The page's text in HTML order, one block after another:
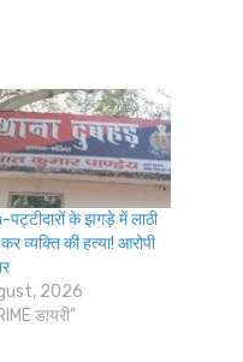
पट्टीदारों के झगड़े में लाठी
व्यक्ति की हत्या! आरोपी
2026
डायरी"